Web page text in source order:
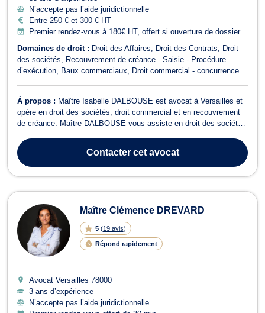
N’accepte pas l’aide juridictionnelle
Entre 250 € et 300 € HT
Premier rendez-vous à 180€ HT, offert si ouverture de dossier
Domaines de droit : Droit des Affaires Droit des Contrats
Droit
des sociétés
Recouvrement de créance - Saisie - Procédure
d’exécution
Baux commerciaux Droit commercial - concurrence
À propos : Maître Isabelle DALBOUSE est avocat à Versailles et
opère en droit des sociétés, droit commercial et en recouvrement
de créance. Maître DALBOUSE vous assiste en droit des sociétés
pouvez rencontrer et dans les différentes phases de la vie des
sociétés (création, ...Contactercet avocat
Maître Clémence DREVARD
5 (19 avis)
Répond rapidement
Avocat Versailles 78000
3 ans d’expérience
N’accepte pas l’aide juridictionnelle